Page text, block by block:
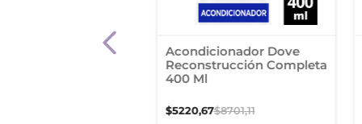
Fructis
Acondicionador Dove
Reconstrucción Completa
400 Ml
$5220,67$8701,11